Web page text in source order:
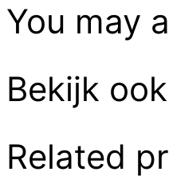
You may
Bekijk
Related